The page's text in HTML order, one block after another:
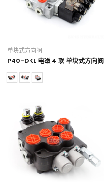
单块式方向阀
P40-DKL 电磁 4 联 单块式方向阀